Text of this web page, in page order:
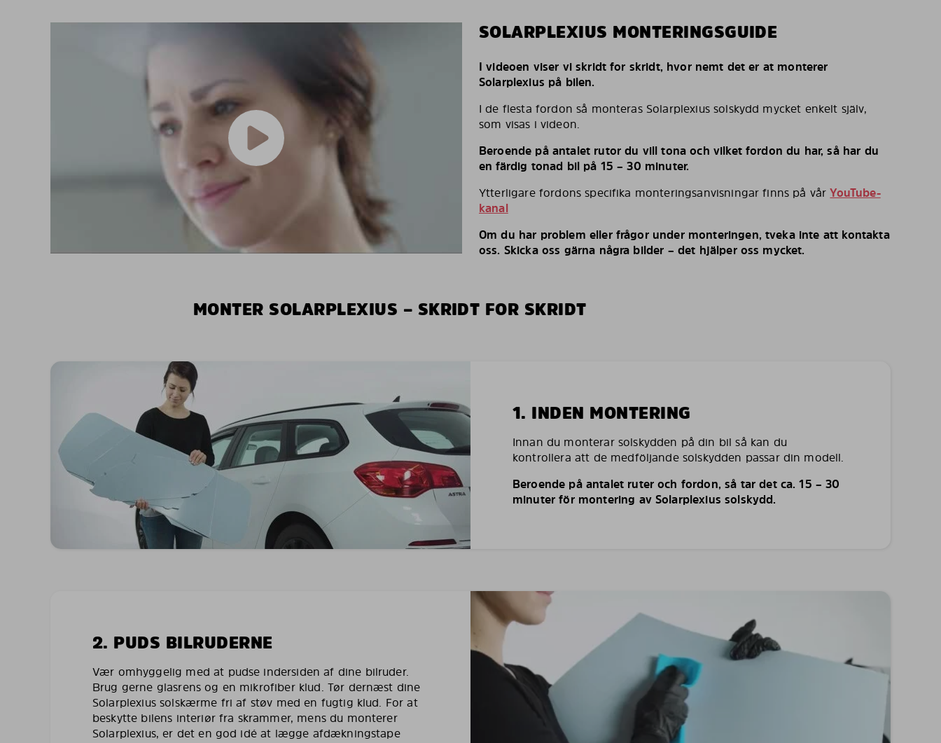
SOLARPLEXIUS MONTERINGSGUIDE
I videoen viser vi skridt for skridt, hvor nemt det er at monterer
Solarplexius på bilen.
I de flesta fordon så monteras Solarplexius solskydd mycket enkelt själv,
som visas i videon.
Beroende på antalet rutor du vill tona och vilket fordon du har, så har du
en färdig tonad bil på 15 – 30 minuter.
Ytterligare fordons specifika monteringsanvisningar finns på vårYouTube-
kanal
Om du har problem eller frågor under monteringen, tveka inte att kontakta
oss. Skicka oss gärna några bilder – det hjälper oss mycket.
MONTER SOLARPLEXIUS – SKRIDT FOR SKRIDT
1. INDEN MONTERING
Innan du monterar solskydden på din bil så kan du
kontrollera att de medföljande solskydden passar din modell.
Beroende på antalet ruter och fordon, så tar det ca. 15 – 30
minuter för montering av Solarplexius solskydd.
2. PUDS BILRUDERNE
Vær omhyggelig med at pudse indersiden af dine bilruder.
Brug gerne glasrens og en mikrofiber klud. Tør dernæst dine
Solarplexius solskærme fri af støv med en fugtig klud. For at
beskytte bilens interiør fra skrammer, mens du monterer
Solarplexius, er det en god idé at lægge afdækningstape